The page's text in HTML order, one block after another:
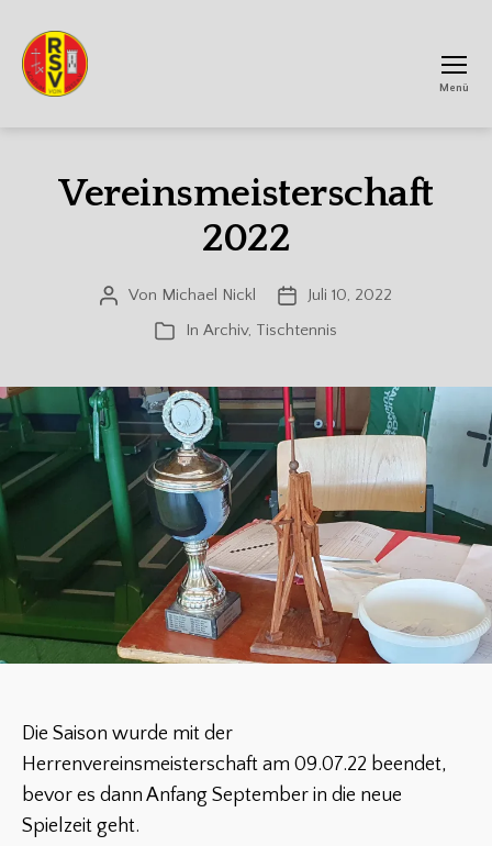
Menü
Vereinsmeisterschaft
2022
Beitragsautor
Von Michael Nickl Veröffentlichungsdatum
Juli 10, 2022
Kategorien
In Archiv, Tischtennis
Die Saison wurde mit der
Herrenvereinsmeisterschaft am 09.07.22 beendet,
bevor es dann Anfang September in die neue
Spielzeit geht.